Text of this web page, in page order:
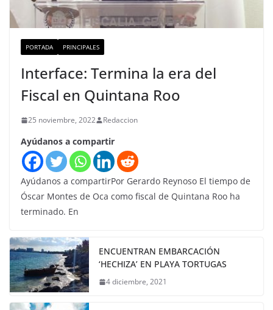
PORTADA PRINCIPALES
Interface: Termina la era del
Fiscal en Quintana Roo
25 noviembre, 2022 Redaccion
Ayúdanos a compartir
Ayúdanos a compartirPor Gerardo Reynoso El tiempo de
Óscar Montes de Oca como fiscal de Quintana Roo ha
terminado. En
ENCUENTRAN EMBARCACIÓN
‘HECHIZA’ EN PLAYA TORTUGAS
4 diciembre, 2021